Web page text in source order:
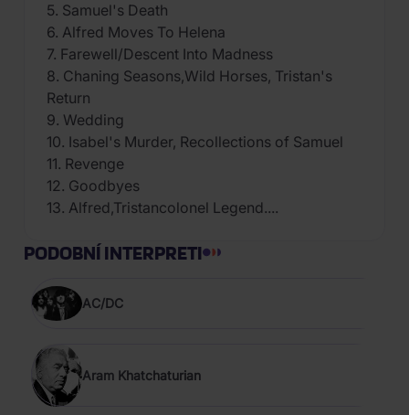
5. Samuel's Death
6. Alfred Moves To Helena
7. Farewell/Descent Into Madness
8. Chaning Seasons,Wild Horses, Tristan's
Return
9. Wedding
10. Isabel's Murder, Recollections of Samuel
11. Revenge
12. Goodbyes
13. Alfred,Tristancolonel Legend....
PODOBNÍ INTERPRETI
AC/DC
Aram Khatchaturian